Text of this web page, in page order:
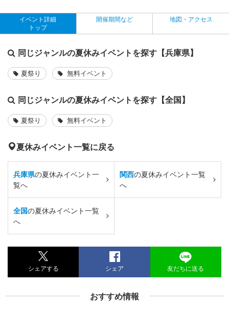
イベント詳細
トップ
開催期間など 地図・アクセス
同じジャンルの夏休みイベントを探す【兵庫県】
夏祭り 無料イベント
同じジャンルの夏休みイベントを探す【全国】
夏祭り 無料イベント
夏休みイベント一覧に戻る
兵庫県の夏休みイベント一
覧へ
関西の夏休みイベント一覧
へ
全国の夏休みイベント一覧
へ
シェアする シェア 友だちに送る
おすすめ情報